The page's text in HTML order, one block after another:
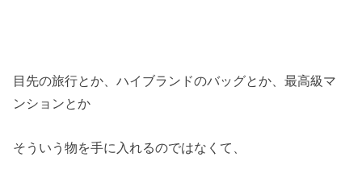
目先の旅行とか、ハイブランドのバッグとか、最高級マ
ンションとか
そういう物を手に入れるのではなくて、